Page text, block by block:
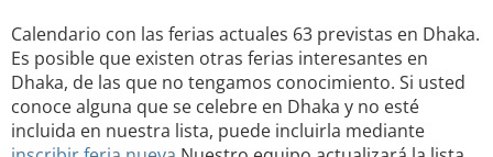
Calendario con las ferias actuales 63 previstas en Dhaka.
Es posible que existen otras ferias interesantes en
Dhaka, de las que no tengamos conocimiento. Si usted
conoce alguna que se celebre en Dhaka y no esté
incluida en nuestra lista, puede incluirla mediante